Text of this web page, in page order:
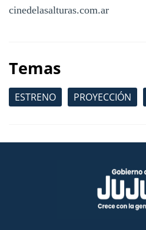
cinedelasalturas.com.ar
Temas
ESTRENO PROYECCIÓN